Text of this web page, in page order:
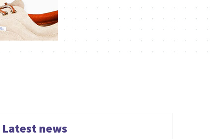
Latest news